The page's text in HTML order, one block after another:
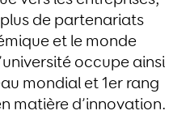
de partenariats
et le monde
occupe ainsi
mondial et 1er rang
matière d’innovation.